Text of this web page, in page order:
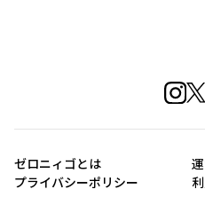
ゼロニィゴとは
プライバシーポリシー